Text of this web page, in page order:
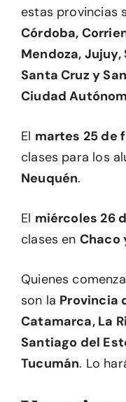
estas provincias
Córdoba,
Mendoza, Jujuy,
Santa Cruz y
Ciudad
El martes 25 de
clases para los
Neuquén.
El miércoles 26
clases en Chaco
Quienes
son la Provincia
Catamarca, La
Santiago del
Tucumán. Lo